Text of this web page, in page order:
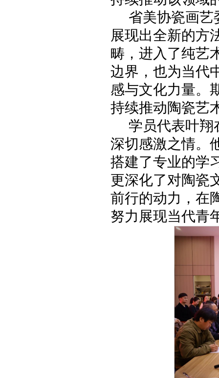
省美协瓷画艺
展现出全新的方
畴，进入了纯艺
边界，也为当代
感与文化力量。
持续推动陶瓷艺
学员代表叶翔
深切感激之情。
搭建了专业的学
更深化了对陶瓷
前行的动力，在
努力展现当代青